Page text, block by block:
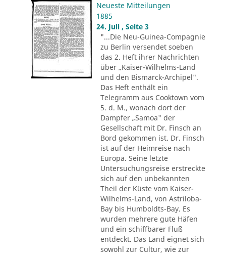
Neueste Mitteilungen
1885
24. Juli , Seite 3
"...Die Neu-Guinea-Compagnie
zu Berlin versendet soeben
das 2. Heft ihrer Nachrichten
über „Kaiser-Wilhelms-Land
und den Bismarck-Archipel".
Das Heft enthält ein
Telegramm aus Cooktown vom
5. d. M., wonach dort der
Dampfer „Samoa" der
Gesellschaft mit Dr. Finsch an
Bord gekommen ist. Dr. Finsch
ist auf der Heimreise nach
Europa. Seine letzte
Untersuchungsreise erstreckte
sich auf den unbekannten
Theil der Küste vom Kaiser-
Wilhelms-Land, von Astriloba-
Bay bis Humboldts-Bay. Es
wurden mehrere gute Häfen
und ein schiffbarer Fluß
entdeckt. Das Land eignet sich
sowohl zur Cultur, wie zur